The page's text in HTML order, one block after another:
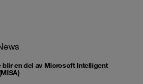
blir en del av Microsoft Intelligent